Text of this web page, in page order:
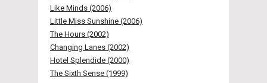
Like Minds (2006)
Little Miss Sunshine (2006)
The Hours (2002)
Changing Lanes (2002)
Hotel Splendide (2000)
The Sixth Sense (1999)